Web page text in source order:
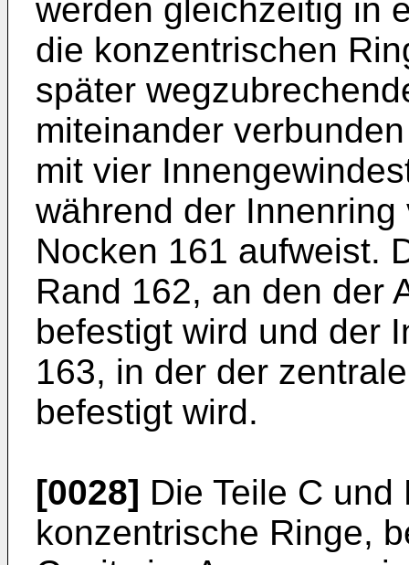
werden gleichzeitig in
die konzentrischen
später
miteinander
mit vier
während der
Nocken 161 aufweist.
Rand 162, an den der
befestigt wird und der
163, in der der
befestigt wird.
[0028] Die Teile C
konzentrische Ringe,